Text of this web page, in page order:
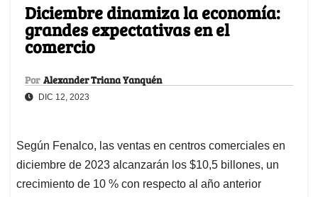
Diciembre dinamiza la economía:
grandes expectativas en el
comercio
Por Alexander Triana Yanquén
DIC 12, 2023
Según Fenalco, las ventas en centros comerciales en
diciembre de 2023 alcanzarán los $10,5 billones, un
crecimiento de 10 % con respecto al año anterior